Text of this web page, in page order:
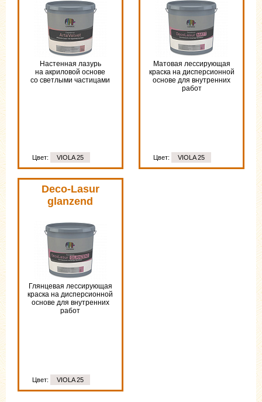
Настенная лазурь
на акриловой основе
со светлыми частицами
Цвет: VIOLA 25
Матовая лессирующая
краска на дисперсионной
основе для внутренних
работ
Цвет: VIOLA 25
Deco-Lasur
glanzend
Глянцевая лессирующая
краска на дисперсионной
основе для внутренних
работ
Цвет: VIOLA 25
Цвет: VIOLA 25